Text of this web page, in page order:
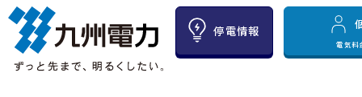
停電情報
電気料